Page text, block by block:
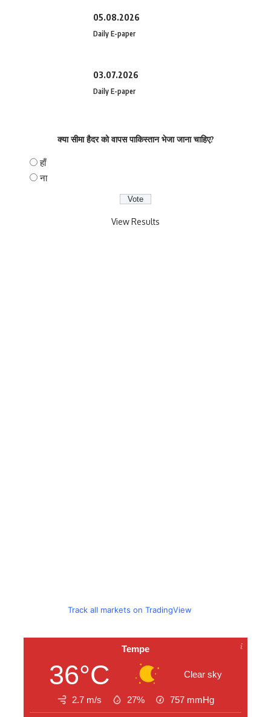
05.08.2026
Daily E-paper
03.07.2026
Daily E-paper
क्या सीमा हैदर को वापस पाकिस्तान भेजा जाना चाहिए?
हाँ
ना
View Results
Track all markets on TradingView
Tempe
36°C Clear sky
2.7 m/s 27% 757 mmHg